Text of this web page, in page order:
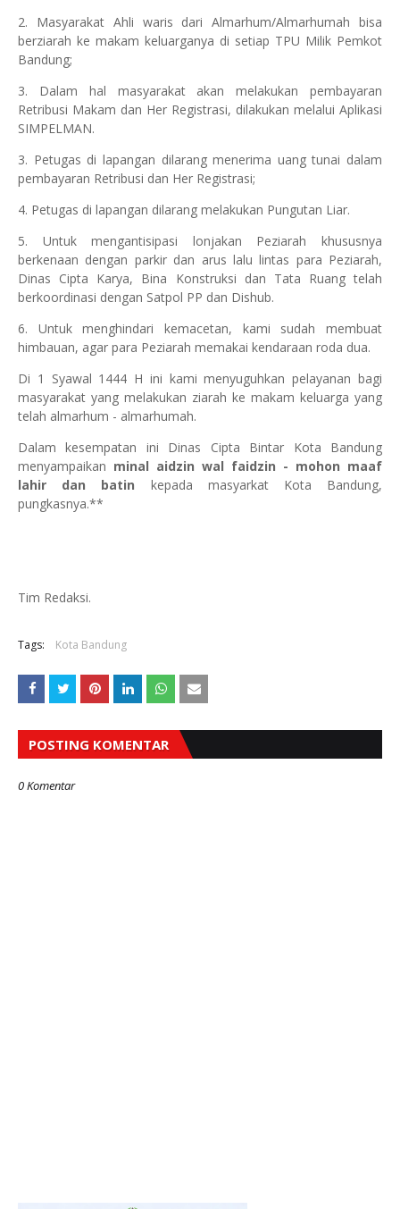
2. Masyarakat Ahli waris dari Almarhum/Almarhumah bisa
berziarah ke makam keluarganya di setiap TPU Milik Pemkot
Bandung;
3. Dalam hal masyarakat akan melakukan pembayaran
Retribusi Makam dan Her Registrasi, dilakukan melalui Aplikasi
SIMPELMAN.
3. Petugas di lapangan dilarang menerima uang tunai dalam
pembayaran Retribusi dan Her Registrasi;
4. Petugas di lapangan dilarang melakukan Pungutan Liar.
5. Untuk mengantisipasi lonjakan Peziarah khususnya
berkenaan dengan parkir dan arus lalu lintas para Peziarah,
Dinas Cipta Karya, Bina Konstruksi dan Tata Ruang telah
berkoordinasi dengan Satpol PP dan Dishub.
6. Untuk menghindari kemacetan, kami sudah membuat
himbauan, agar para Peziarah memakai kendaraan roda dua.
Di 1 Syawal 1444 H ini kami menyuguhkan pelayanan bagi
masyarakat yang melakukan ziarah ke makam keluarga yang
telah almarhum - almarhumah.
Dalam kesempatan ini Dinas Cipta Bintar Kota Bandung
menyampaikan minal aidzin wal faidzin - mohon maaf
lahir dan batin kepada masyarkat Kota Bandung,
pungkasnya.**
Tim Redaksi.
Tags: Kota Bandung
POSTING KOMENTAR
0 Komentar